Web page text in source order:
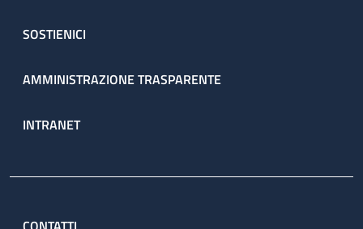
SOSTIENICI
AMMINISTRAZIONE TRASPARENTE
INTRANET